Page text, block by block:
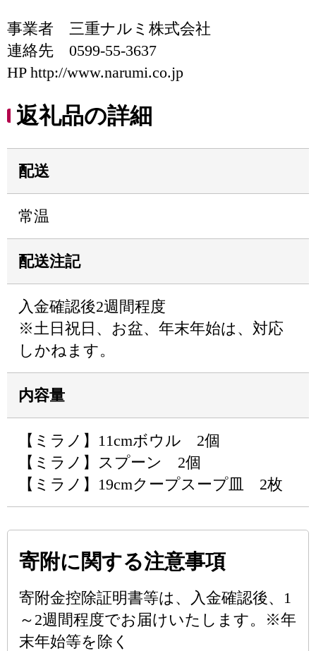
事業者 三重ナルミ株式会社
連絡先 0599-55-3637
HP http://www.narumi.co.jp
返礼品の詳細
配送
常温
配送注記
入金確認後2週間程度
※土日祝日、お盆、年末年始は、対応
しかねます。
内容量
【ミラノ】11cmボウル 2個
【ミラノ】スプーン 2個
【ミラノ】19cmクープスープ皿 2枚
寄附に関する注意事項
寄附金控除証明書等は、入金確認後、1
～2週間程度でお届けいたします。※年
末年始等を除く